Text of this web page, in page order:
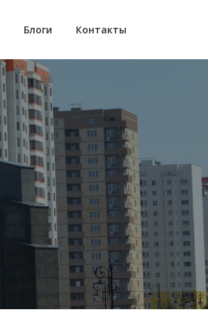
Блоги Контакты